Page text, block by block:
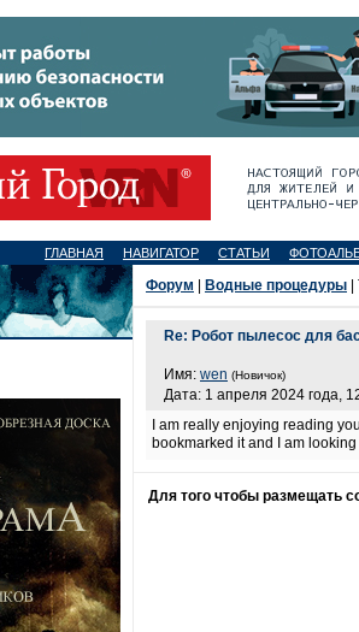
ГЛАВНАЯ НАВИГАТОР СТАТЬИ
Форум Водные процедуры
Re: Робот пылесос для
Имя: wen (Новичок)
Дата: 1 апреля 2024 года,
I am really enjoying reading
bookmarked it and I am
Для того чтобы размещать